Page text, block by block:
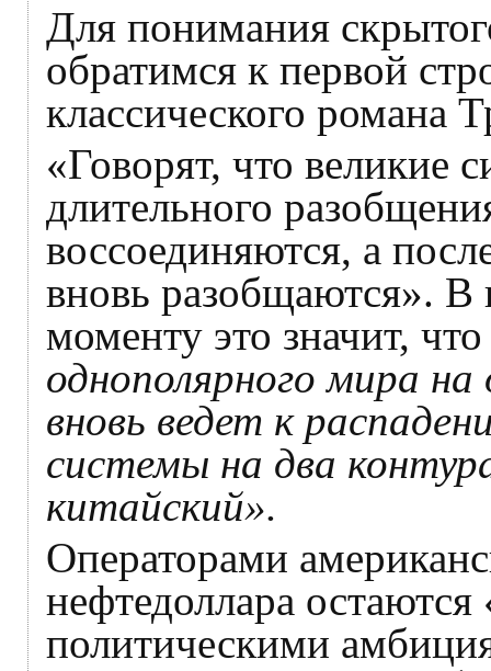
Для понимания
обратимся к первой
классического романа
«Говорят, что великие
длительного
воссоединяются, а
вновь разобщаются». В
моменту это значит,
однополярного мира
вновь ведет к
системы на два
китайский».
Операторами
нефтедоллара
политическими